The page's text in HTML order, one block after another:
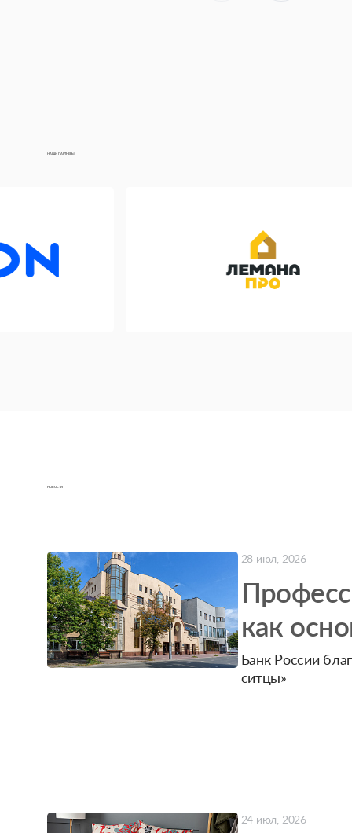
НАШИ ПАРТНЕРЫ
НОВОСТИ
28 июл, 2026
как
России
Банк России
ситцы»
24 июл, 2026